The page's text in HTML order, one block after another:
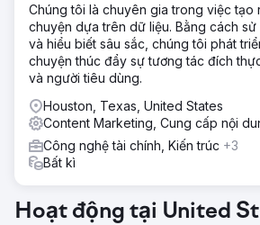
Chúng tôi là chuyên gia trong việc tạo
chuyện dựa trên dữ liệu. Bằng cách
và hiểu biết sâu sắc, chúng tôi phát
chuyện thúc đẩy sự tương tác đích
và người tiêu dùng.
Houston, Texas, United States
Content Marketing, Cung cấp nội
Công nghệ tài chính, Kiến trúc +3
Bất kì
Hoạt động tại United